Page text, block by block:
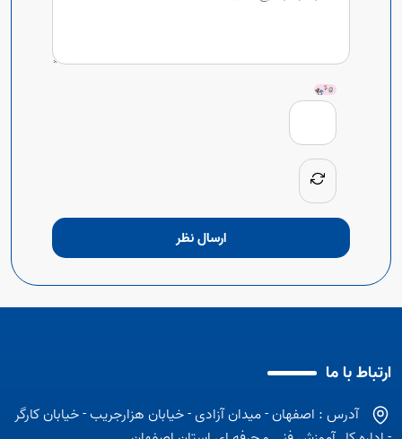
ارسال نظر
ارتباط با ما
آدرس : اصفهان - میدان آزادی - خیابان هزارجریب - خیابان کارگر